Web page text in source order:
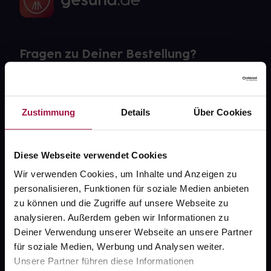
Zustimmung Details Über Cookies
Diese Webseite verwendet Cookies
Wir verwenden Cookies, um Inhalte und Anzeigen zu
personalisieren, Funktionen für soziale Medien anbieten
zu können und die Zugriffe auf unsere Webseite zu
analysieren. Außerdem geben wir Informationen zu
Deiner Verwendung unserer Webseite an unsere Partner
für soziale Medien, Werbung und Analysen weiter.
Unsere Partner führen diese Informationen
Fragen zu Deiner Bestellung?
FAQ
gesund.de
Über uns
Karriere